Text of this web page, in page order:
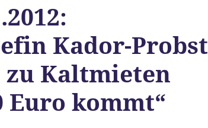
Kador-Probst
Kaltmieten
Euro kommt“